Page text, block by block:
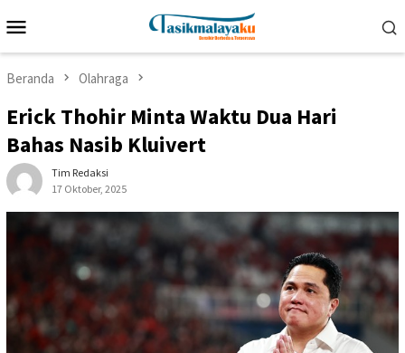
ke
Mobile
Beranda Olahraga
Erick Thohir Minta Waktu Dua Hari
Bahas Nasib Kluivert
Tim Redaksi
17 Oktober, 2025